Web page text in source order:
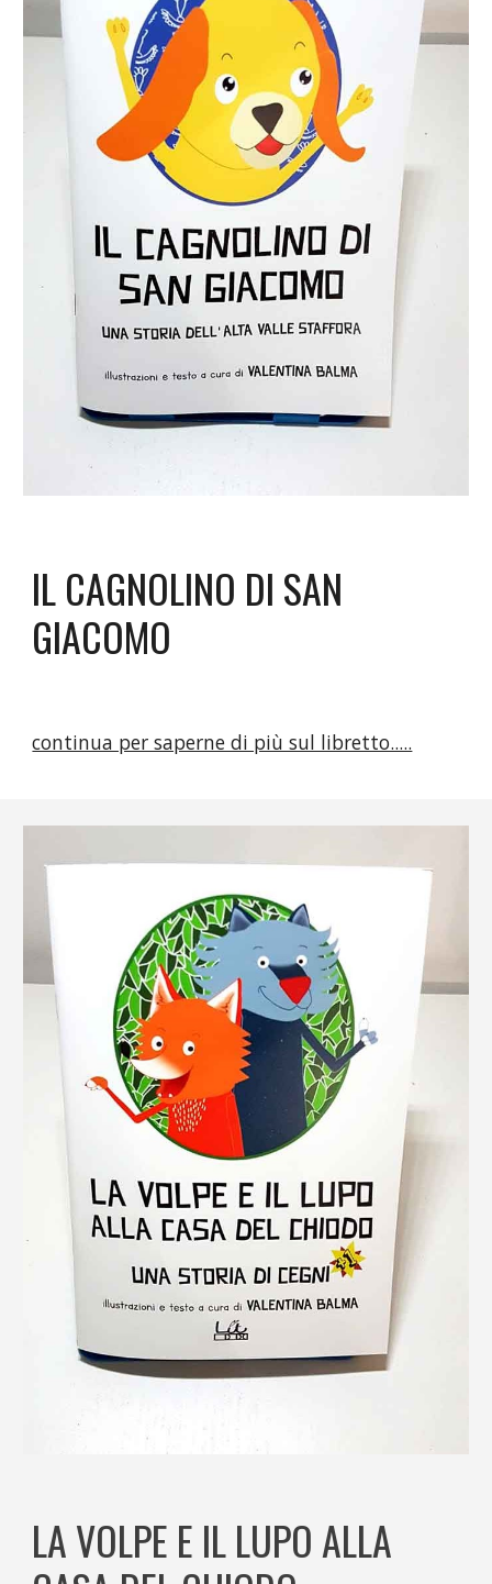
IL CAGNOLINO DI SAN
GIACOMO
continua per saperne di più sul libretto.....
LA VOLPE E IL LUPO ALLA